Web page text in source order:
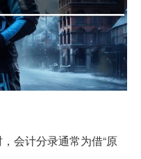
会计分录通常为借“原